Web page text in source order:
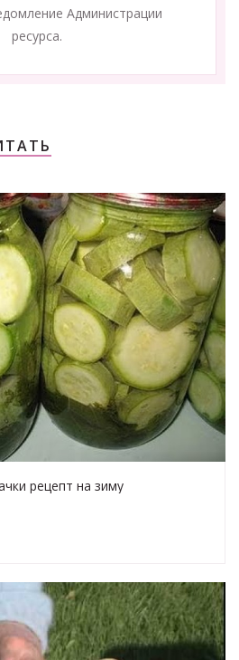
Администрации
ресурса.
рецепт на зиму